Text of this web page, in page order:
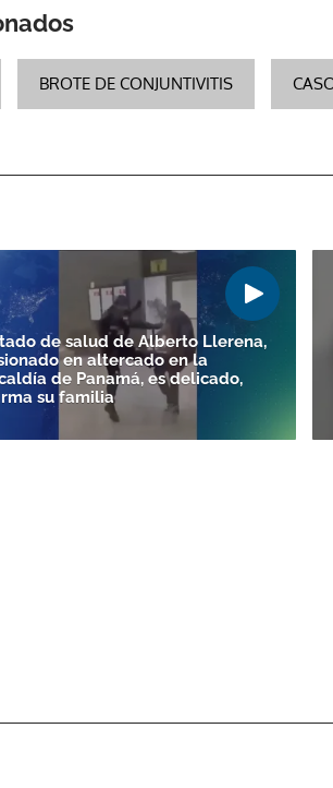
BROTE DE CONJUNTIVITIS
de salud de Alberto Llerena,
en altercado en la
de Panamá, es delicado,
su familia